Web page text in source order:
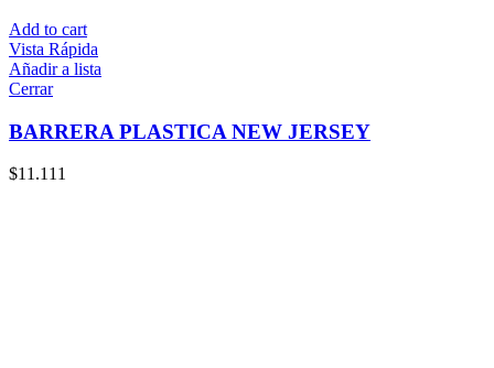
Add to cart
Vista Rápida
Añadir a lista
Cerrar
BARRERA PLASTICA NEW JERSEY
$11.111